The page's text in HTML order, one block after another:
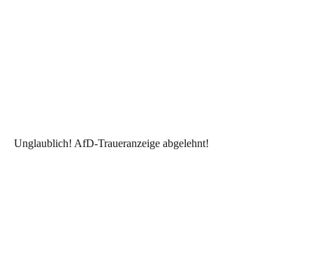
Unglaublich! AfD-Traueranzeige abgelehnt!